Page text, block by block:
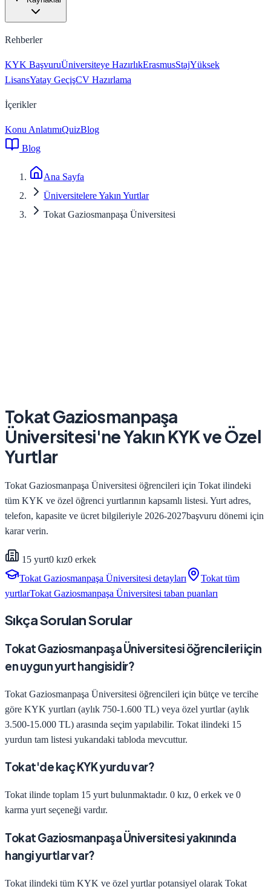
Rehberler
KYK BaşvuruÜniversiteye HazırlıkErasmusStajYüksek
LisansYatay GeçişCV Hazırlama
İçerikler
Konu AnlatımıQuizBlog
Blog
Ana Sayfa
Üniversitelere Yakın Yurtlar
Tokat Gaziosmanpaşa Üniversitesi
Tokat Gaziosmanpaşa
Üniversitesi'ne Yakın KYK ve Özel
Yurtlar
Tokat Gaziosmanpaşa Üniversitesi öğrencileri için Tokat ilindeki
tüm KYK ve özel öğrenci yurtlarının kapsamlı listesi. Yurt adres,
telefon, kapasite ve ücret bilgileriyle 2026-2027başvuru dönemi için
karar verin.
15 yurt0 kız0 erkek
Tokat Gaziosmanpaşa Üniversitesi detayları Tokat tüm
yurtlarTokat Gaziosmanpaşa Üniversitesi taban puanları
Sıkça Sorulan Sorular
Tokat Gaziosmanpaşa Üniversitesi öğrencileri için
en uygun yurt hangisidir?
Tokat Gaziosmanpaşa Üniversitesi öğrencileri için bütçe ve tercihe
göre KYK yurtları (aylık 750-1.600 TL) veya özel yurtlar (aylık
3.500-15.000 TL) arasında seçim yapılabilir. Tokat ilindeki 15
yurdun tam listesi yukarıdaki tabloda mevcuttur.
Tokat'de kaç KYK yurdu var?
Tokat ilinde toplam 15 yurt bulunmaktadır. 0 kız, 0 erkek ve 0
karma yurt seçeneği vardır.
Tokat Gaziosmanpaşa Üniversitesi yakınında
hangi yurtlar var?
Tokat ilindeki tüm KYK ve özel yurtlar potansiyel olarak Tokat